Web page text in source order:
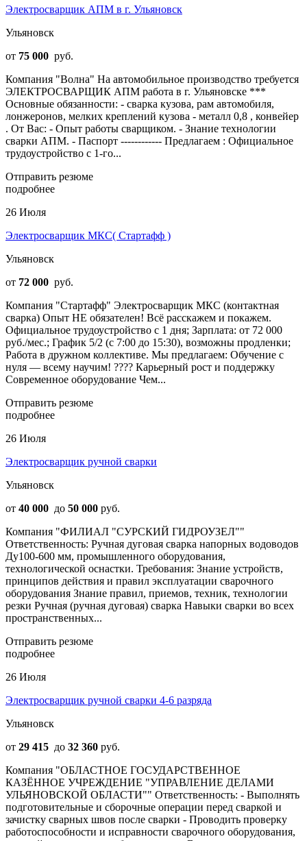
Электросварщик АПМ в г. Ульяновск
Ульяновск
от 75 000 руб.
Компания "Волна" На автомобильное производство требуется
ЭЛЕКТРОСВАРЩИК АПМ работа в г. Ульяновске ***
Основные обязанности: - сварка кузова, рам автомобиля,
лонжеронов, мелких креплений кузова - металл 0,8 , конвейер
. От Вас: - Опыт работы сварщиком. - Знание технологии
сварки АПМ. - Паспорт ------------ Предлагаем : Официальное
трудоустройство с 1-го...
Отправить резюме
подробнее
26 Июля
Электросварщик МКС( Стартафф )
Ульяновск
от 72 000 руб.
Компания "Стартафф" Электросварщик МКС (контактная
сварка) Опыт НЕ обязателен! Всё расскажем и покажем.
Официальное трудоустройство с 1 дня; Зарплата: от 72 000
руб./мес.; График 5/2 (с 7:00 до 15:30), возможны продленки;
Работа в дружном коллективе. Мы предлагаем: Обучение с
нуля — всему научим! ???? Карьерный рост и поддержку
Современное оборудование Чем...
Отправить резюме
подробнее
26 Июля
Электросварщик ручной сварки
Ульяновск
от 40 000 до 50 000 руб.
Компания "ФИЛИАЛ "СУРСКИЙ ГИДРОУЗЕЛ""
Ответственность: Ручная дуговая сварка напорных водоводов
Ду100-600 мм, промышленного оборудования,
технологической оснастки. Требования: Знание устройств,
принципов действия и правил эксплуатации сварочного
оборудования Знание правил, приемов, техник, технологии
резки Ручная (ручная дуговая) сварка Навыки сварки во всех
пространственных...
Отправить резюме
подробнее
26 Июля
Электросварщик ручной сварки 4-6 разряда
Ульяновск
от 29 415 до 32 360 руб.
Компания "ОБЛАСТНОЕ ГОСУДАРСТВЕННОЕ
КАЗЁННОЕ УЧРЕЖДЕНИЕ "УПРАВЛЕНИЕ ДЕЛАМИ
УЛЬЯНОВСКОЙ ОБЛАСТИ"" Ответственность: - Выполнять
подготовительные и сборочные операции перед сваркой и
зачистку сварных швов после сварки - Проводить проверку
работоспособности и исправности сварочного оборудования,